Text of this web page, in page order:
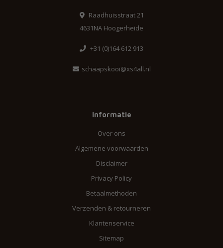
Raadhuisstraat 21
4631NA Hoogerheide
+31 (0)164 612 913
schaapskooi@xs4all.nl
Informatie
Over ons
Algemene voorwaarden
Disclaimer
Privacy Policy
Betaalmethoden
Verzenden & retourneren
Klantenservice
Sitemap